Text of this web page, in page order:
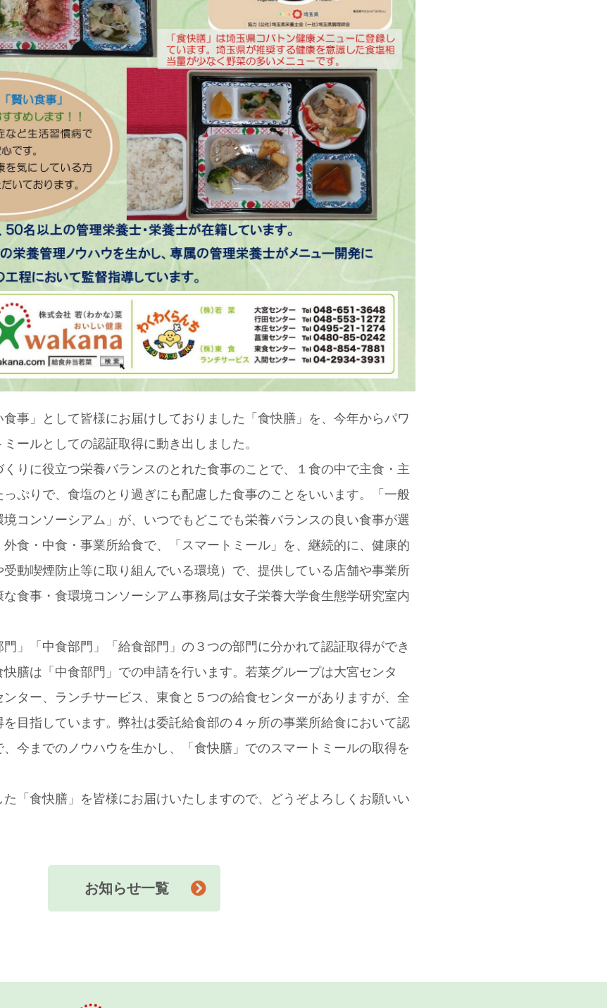
事」として皆様にお届けしておりました「食快膳」を、今年からパワ
ールとしての認証取得に動き出しました。
りに役立つ栄養バランスのとれた食事のことで、１食の中で主食・主
ぷりで、食塩のとり過ぎにも配慮した食事のことをいいます。「一般
コンソーシアム」が、いつでもどこでも栄養バランスの良い食事が選
食・中食・事業所給食で、「スマートミール」を、継続的に、健康的
動喫煙防止等に取り組んでいる環境）で、提供している店舗や事業所
食事・食環境コンソーシアム事務局は女子栄養大学食生態学研究室内
」「中食部門」「給食部門」の３つの部門に分かれて認証取得ができ
膳は「中食部門」での申請を行います。若菜グループは大宮センタ
ター、ランチサービス、東食と５つの給食センターがありますが、全
目指しています。弊社は委託給食部の４ヶ所の事業所給食において認
今までのノウハウを生かし、「食快膳」でのスマートミールの取得を
「食快膳」を皆様にお届けいたしますので、どうぞよろしくお願いい
お知らせ一覧